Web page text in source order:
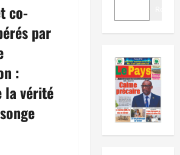
co-
par
:
la vérité